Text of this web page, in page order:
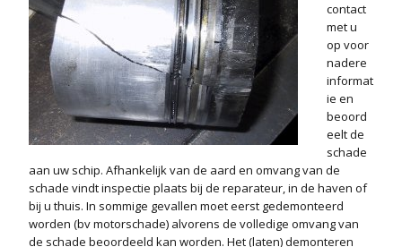
contact
met u
op voor
nadere
informat
ie en
beoord
eelt de
schade
aan uw schip. Afhankelijk van de aard en omvang van de
schade vindt inspectie plaats bij de reparateur, in de haven of
bij u thuis. In sommige gevallen moet eerst gedemonteerd
worden (bv motorschade) alvorens de volledige omvang van
de schade beoordeeld kan worden. Het (laten) demonteren